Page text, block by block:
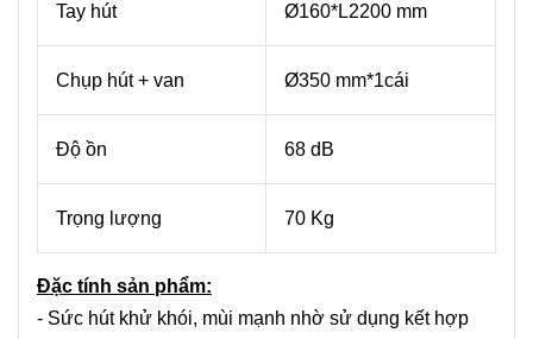
Tay hút Ø160*L2200 mm
Chụp hút + van Ø350 mm*1cái
Độ ồn 68 dB
Trọng lượng 70 Kg
Đặc tính sản phẩm:
- Sức hút khử khói, mùi mạnh nhờ sử dụng kết hợp